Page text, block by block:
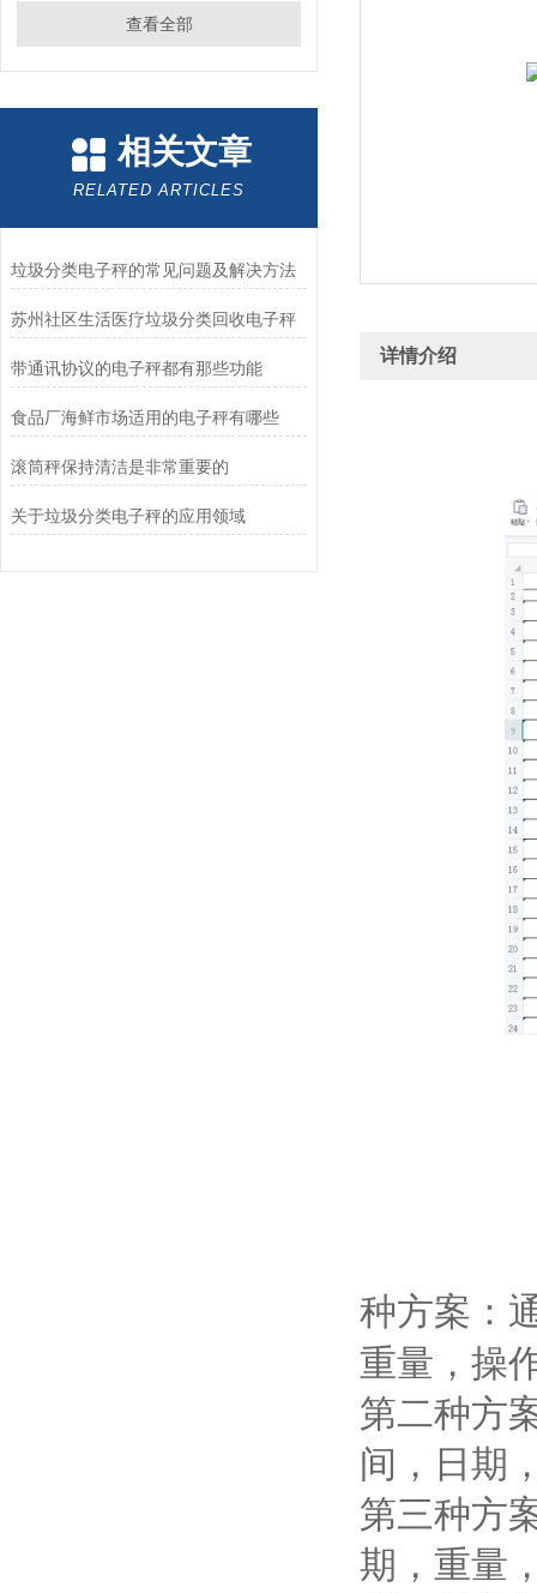
查看全部
相关文章
RELATED ARTICLES
垃圾分类电子秤的常见问题及解决方法
苏州社区生活医疗垃圾分类回收电子秤
带通讯协议的电子秤都有那些功能
食品厂海鲜市场适用的电子秤有哪些
滚筒秤保持清洁是非常重要的
关于垃圾分类电子秤的应用领域
详情介绍
种方案：
重量，操
第二种方
间，日期
第三种方
期，重量